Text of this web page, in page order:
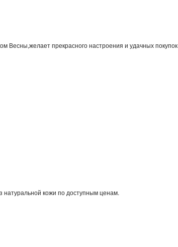
Весны,желает прекрасного настроения и удачных покупок
натуральной кожи по доступным ценам.